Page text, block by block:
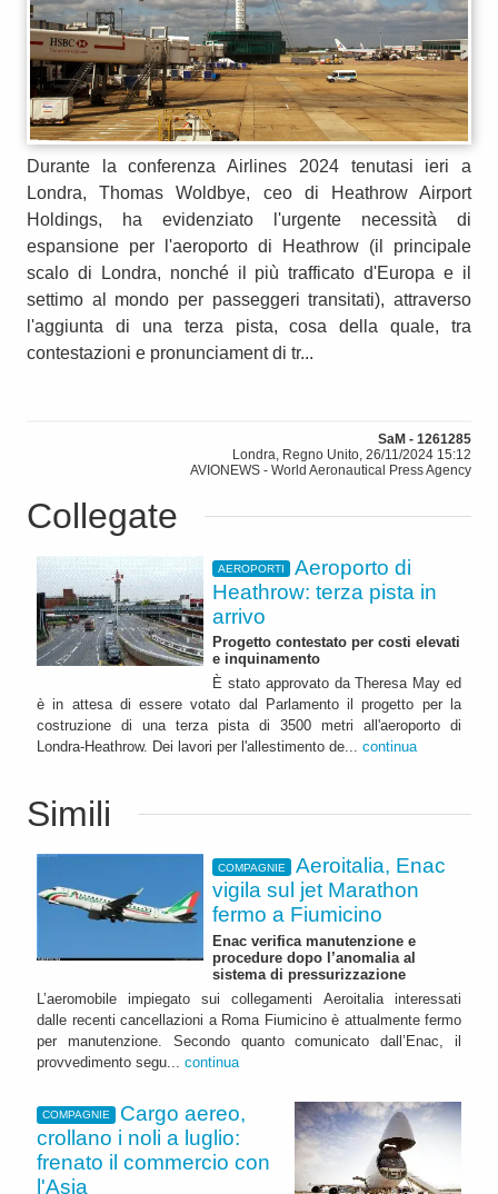
Durante la conferenza Airlines 2024 tenutasi ieri a
Londra, Thomas Woldbye, ceo di Heathrow Airport
Holdings, ha evidenziato l'urgente necessità di
espansione per l'aeroporto di Heathrow (il principale
scalo di Londra, nonché il più trafficato d'Europa e il
settimo al mondo per passeggeri transitati), attraverso
l'aggiunta di una terza pista, cosa della quale, tra
contestazioni e pronunciament di tr...
SaM - 1261285
Londra, Regno Unito, 26/11/2024 15:12
AVIONEWS - World Aeronautical Press Agency
Collegate
AEROPORTI
Aeroporto di
Heathrow: terza pista in
arrivo
Progetto contestato per costi elevati
e inquinamento
È stato approvato da Theresa May ed
è in attesa di essere votato dal Parlamento il progetto per la
costruzione di una terza pista di 3500 metri all'aeroporto di
Londra-Heathrow. Dei lavori per l'allestimento de... continua
Simili
COMPAGNIE
Aeroitalia, Enac
vigila sul jet Marathon
fermo a Fiumicino
Enac verifica manutenzione e
procedure dopo l’anomalia al
sistema di pressurizzazione
L’aeromobile impiegato sui collegamenti Aeroitalia interessati
dalle recenti cancellazioni a Roma Fiumicino è attualmente fermo
per manutenzione. Secondo quanto comunicato dall’Enac, il
provvedimento segu... continua
COMPAGNIE
Cargo aereo,
crollano i noli a luglio:
frenato il commercio con
l'Asia